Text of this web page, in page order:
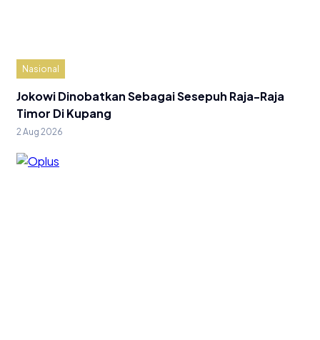
Nasional
Jokowi Dinobatkan Sebagai Sesepuh Raja-Raja
Timor Di Kupang
2 Aug 2026